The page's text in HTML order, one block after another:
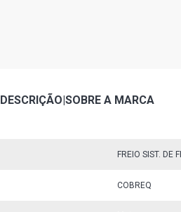
DESCRIÇÃO|SOBRE A MARCA
FREIO SIST. DE
COBREQ